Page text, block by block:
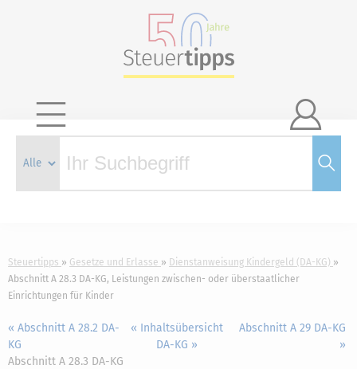

Steuertipps Gesetze und Erlasse
Dienstanweisung Kindergeld (DA-KG)
Abschnitt A 28.3 DA-KG, Leistungen zwischen- oder überstaatlicher
Einrichtungen für Kinder
« Abschnitt A 28.2 DA-
KG
« Inhaltsübersicht
DA-KG »
Abschnitt A 29 DA-KG
»
Abschnitt A 28.3 DA-KG